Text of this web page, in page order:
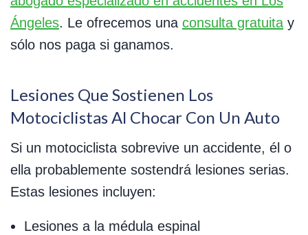
Ángeles. Le ofrecemos una consulta gratuita y
sólo nos paga si ganamos.
Lesiones Que Sostienen Los
Motociclistas Al Chocar Con Un Auto
Si un motociclista sobrevive un accidente, él o
ella probablemente sostendrá lesiones serias.
Estas lesiones incluyen:
Lesiones a la médula espinal